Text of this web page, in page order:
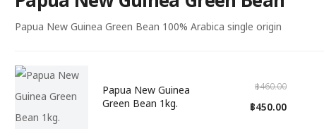
Papua New Guinea Green Bean 100% Arabica single origin
Papua New Guinea
Green Bean 1kg.
฿460.00
฿450.00